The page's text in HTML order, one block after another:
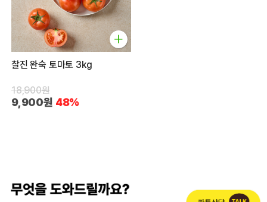
찰진 완숙 토마토 3kg
18,900원
9,900원 48%